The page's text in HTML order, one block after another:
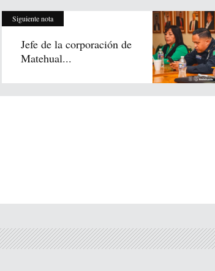
Siguiente nota
Jefe de la corporación de
Matehual...